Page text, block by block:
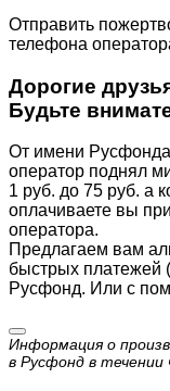
Отправить
телефона
Дорогие
Будьте
От имени Русфонда
оператор поднял
1 руб. до 75 руб. а
оплачиваете вы
оператора.
Предлагаем вам
быстрых платежей
Русфонд. Или с
Информация о
в Русфонд в течении